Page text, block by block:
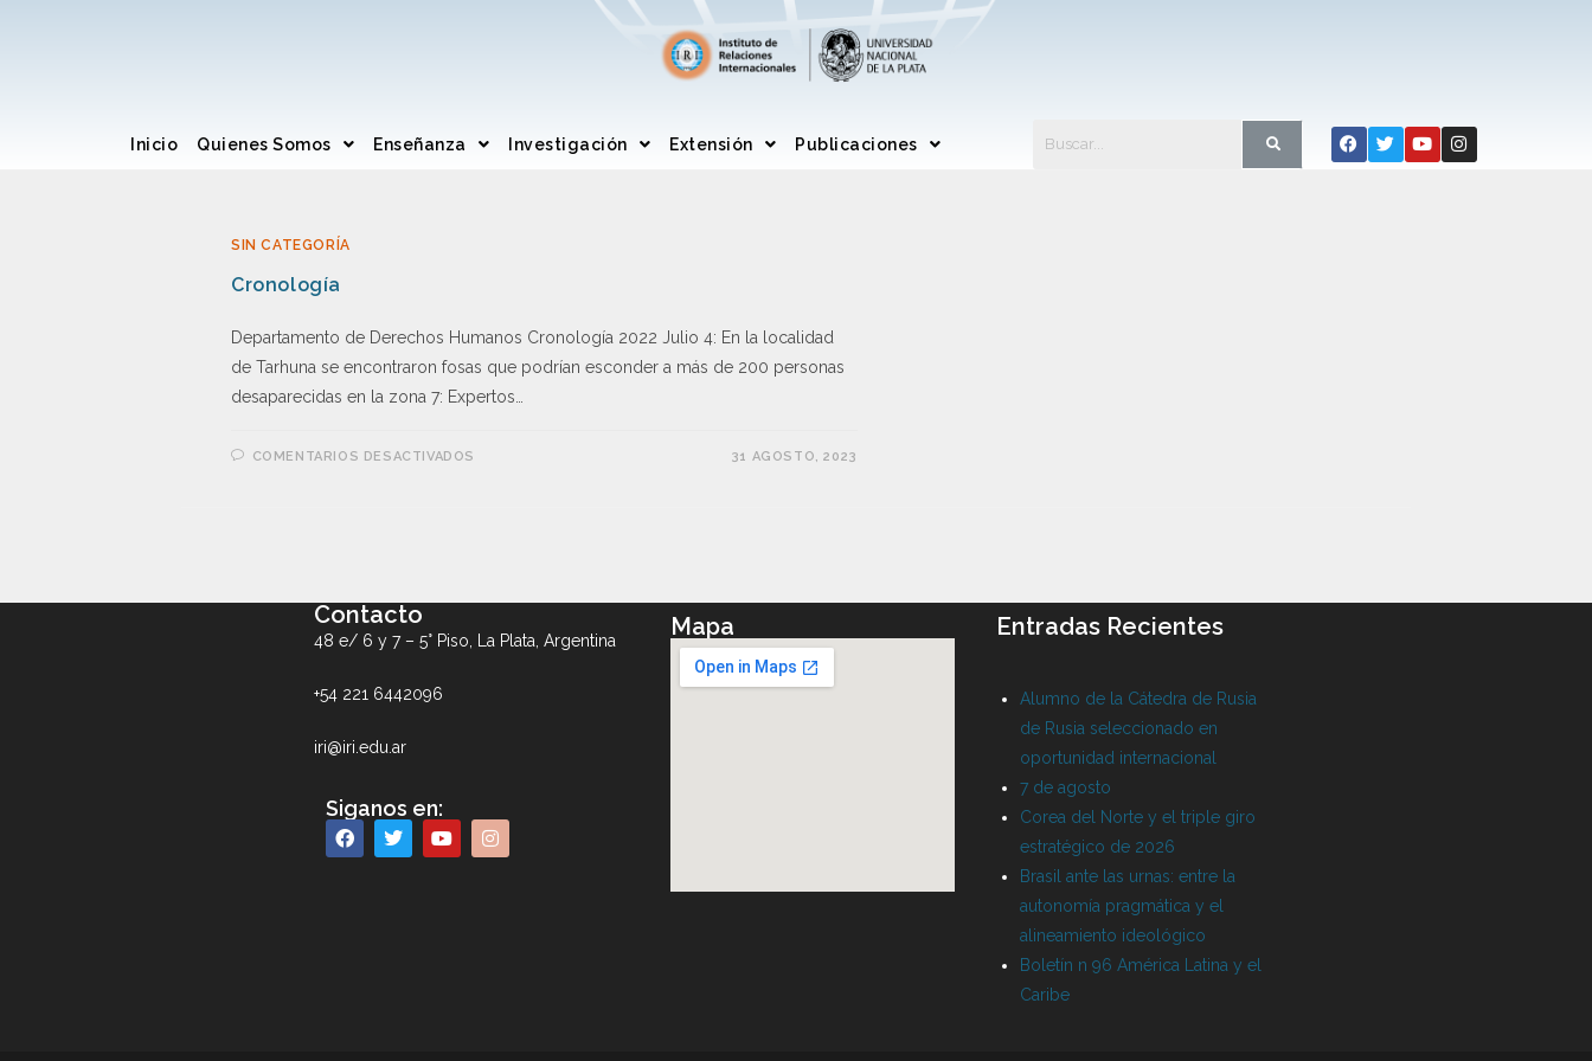
Inicio Quienes Somos Enseñanza Investigación Extensión Publicaciones
SIN CATEGORÍA
Cronología
Departamento de Derechos Humanos Cronología 2022 Julio 4: En la localidad
de Tarhuna se encontraron fosas que podrían esconder a más de 200 personas
desaparecidas en la zona 7: Expertos…
COMENTARIOS DESACTIVADOS 31 AGOSTO, 2023
Contacto
48 e/ 6 y 7 – 5° Piso, La Plata, Argentina
+54 221 6442096
iri@iri.edu.ar
Siganos en:
Mapa Entradas Recientes
Alumno de la Cátedra de Rusia
de Rusia seleccionado en
oportunidad internacional
7 de agosto
Corea del Norte y el triple giro
estratégico de 2026
Brasil ante las urnas: entre la
autonomía pragmática y el
alineamiento ideológico
Boletín n 96 América Latina y el
Caribe